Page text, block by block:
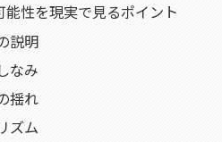
能性を現実で見るポイント
説明
なみ
揺れ
ズム